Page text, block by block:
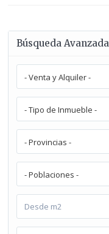
Búsqueda Avanzada
- Venta y Alquiler -
- Tipo de Inmueble -
- Provincias -
- Poblaciones -